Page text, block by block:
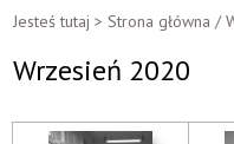
Jesteś tutaj >Strona główna /
Wrzesień 2020